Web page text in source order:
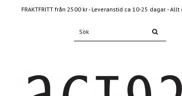
FRAKTFRITT från 2500 kr - Leveranstid ca 10-25 dagar. -